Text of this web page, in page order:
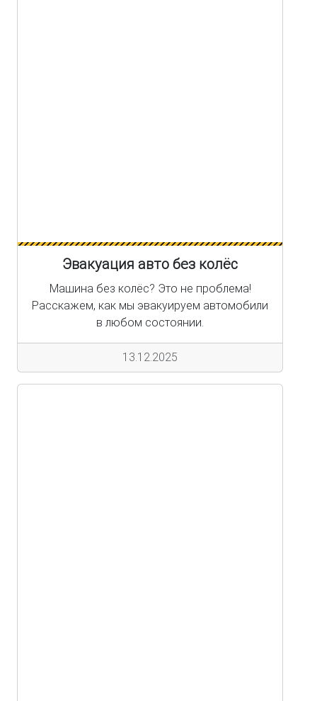
Эвакуация авто без колёс
Машина без колёс? Это не проблема!
Расскажем, как мы эвакуируем автомобили
в любом состоянии.
13.12.2025